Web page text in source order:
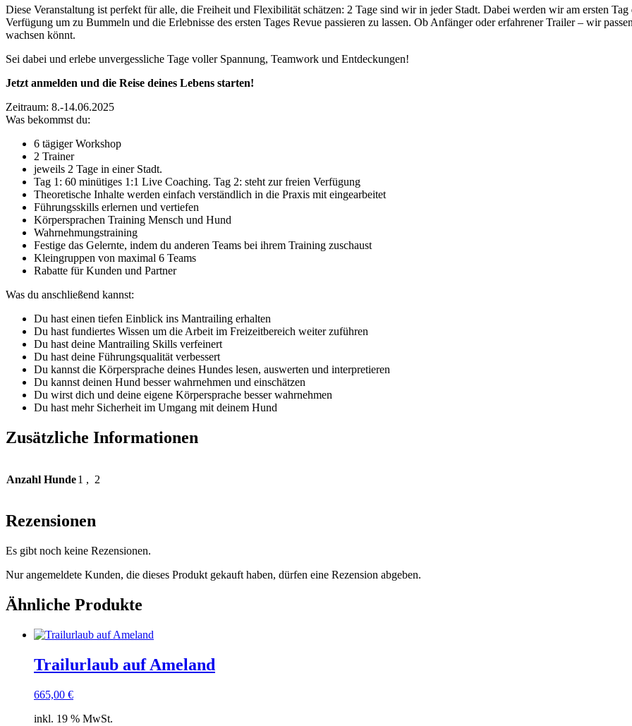
Diese Veranstaltung ist perfekt für alle, die Freiheit und Flexibilität schätzen: 2 Tage sind wir in jeder Stadt. Dabei werden wir am ersten
Verfügung um zu Bummeln und die Erlebnisse des ersten Tages Revue passieren zu lassen. Ob Anfänger oder erfahrener Trailer – wir
wachsen könnt.
Sei dabei und erlebe unvergessliche Tage voller Spannung, Teamwork und Entdeckungen!
Jetzt anmelden und die Reise deines Lebens starten!
Zeitraum: 8.-14.06.2025
Was bekommst du:
6 tägiger Workshop
2 Trainer
jeweils 2 Tage in einer Stadt.
Tag 1: 60 minütiges 1:1 Live Coaching. Tag 2: steht zur freien Verfügung
Theoretische Inhalte werden einfach verständlich in die Praxis mit eingearbeitet
Führungsskills erlernen und vertiefen
Körpersprachen Training Mensch und Hund
Wahrnehmungstraining
Festige das Gelernte, indem du anderen Teams bei ihrem Training zuschaust
Kleingruppen von maximal 6 Teams
Rabatte für Kunden und Partner
Was du anschließend kannst:
Du hast einen tiefen Einblick ins Mantrailing erhalten
Du hast fundiertes Wissen um die Arbeit im Freizeitbereich weiter zuführen
Du hast deine Mantrailing Skills verfeinert
Du hast deine Führungsqualität verbessert
Du kannst die Körpersprache deines Hundes lesen, auswerten und interpretieren
Du kannst deinen Hund besser wahrnehmen und einschätzen
Du wirst dich und deine eigene Körpersprache besser wahrnehmen
Du hast mehr Sicherheit im Umgang mit deinem Hund
Zusätzliche Informationen
Anzahl Hunde1 , 2
Rezensionen
Es gibt noch keine Rezensionen.
Nur angemeldete Kunden, die dieses Produkt gekauft haben, dürfen eine Rezension abgeben.
Ähnliche Produkte
Trailurlaub auf Ameland
665,00 €
inkl. 19 % MwSt.